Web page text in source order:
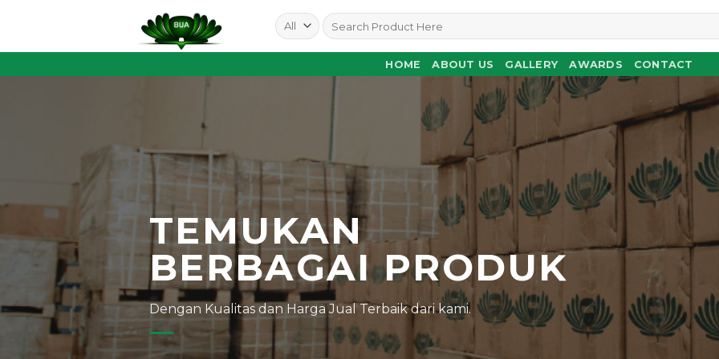
content
HOME ABOUT US GALLERY AWARDS CONTACT
TEMUKAN
BERBAGAI PRODUK
Dengan Kualitas dan Harga Jual Terbaik dari kami.